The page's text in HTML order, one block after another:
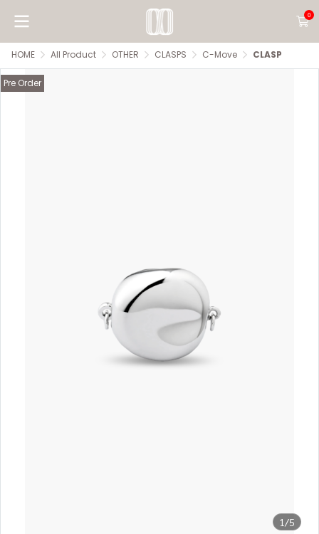
0
HOME All Product OTHER CLASPS C-Move CLASP
1/5
Pre Order